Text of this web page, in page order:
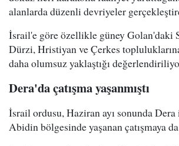
alanlarda düzenli devriyeler
İsrail'e göre özellikle güney Golan'daki
Dürzi, Hristiyan ve Çerkes
daha olumsuz yaklaştığı
Dera'da çatışma yaşanmıştı
İsrail ordusu, Haziran ayı sonunda
Abidin bölgesinde yaşanan çatışmaya